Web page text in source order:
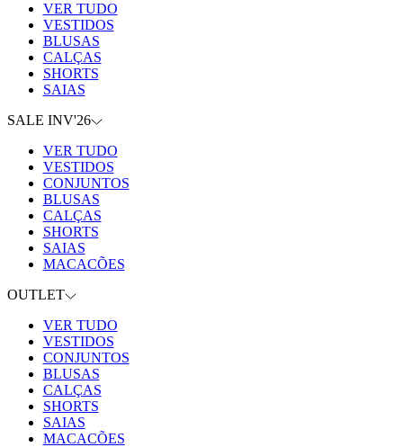
VER TUDO
VESTIDOS
BLUSAS
CALÇAS
SHORTS
SAIAS
SALE INV'26
VER TUDO
VESTIDOS
CONJUNTOS
BLUSAS
CALÇAS
SHORTS
SAIAS
MACACÕES
OUTLET
VER TUDO
VESTIDOS
CONJUNTOS
BLUSAS
CALÇAS
SHORTS
SAIAS
MACACÕES